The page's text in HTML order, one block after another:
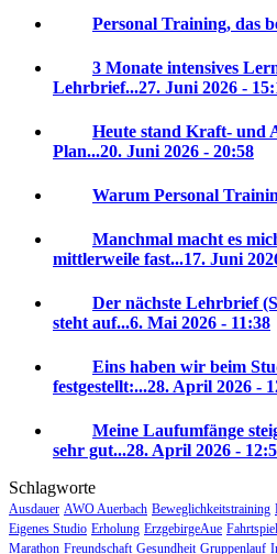
Personal Training, das
3 Monate intensives
Lehrbrief...27. Juni 2026 -
Heute stand Kraft- und
Plan...20. Juni 2026 - 20:58
Warum Personal
Manchmal macht es
mittlerweile fast...17. Juni
Der nächste Lehrbrief
steht auf...6. Mai 2026 - 11:38
Eins haben wir beim
festgestellt:...28. April 2026 -
Meine Laufumfänge
sehr gut...28. April 2026 -
Schlagworte
Ausdauer AWO Auerbach Beweglichkeitstraining
Eigenes Studio Erholung ErzgebirgeAue Fahrtspiel
Marathon Freundschaft Gesundheit Gruppenlauf